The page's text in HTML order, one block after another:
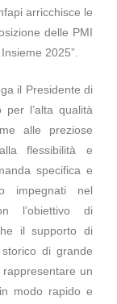
arricchisce le
delle PMI
2025”.
il Presidente di
per l’alta qualità
alle preziose
flessibilità e
specifica e
impegnati nel
l’obiettivo di
il supporto di
di grande
un
modo rapido e